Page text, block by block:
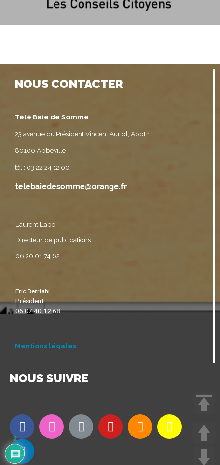
NOUS CONTACTER
Télé Baie de Somme
23 avenue du Président Vincent Auriol, Appt 1
80100 Abbeville
tél : 03 22 24 12 00
Laurent Lapo
Directeur de publications
06 20 01 74 62
Eric Berriahi
Président
06 07 40 12 68
Mentions légales
NOUS SUIVRE
2